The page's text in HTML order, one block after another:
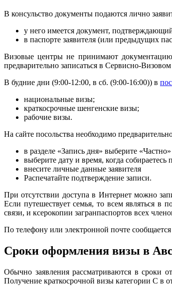
В консульство документы подаются лично
у него имеется документ,
в паспорте заявителя (или предыдущих
Визовые центры не принимают документацию
предварительно записаться в Сервисно-
В будние дни (9:00-12:00, в сб. (9:00-16:00)) в
национальные визы;
краткосрочные шенгенские визы;
рабочие визы.
На сайте посольства необходимо
в разделе «Запись дня» выберите «Частно»
выберите дату и время, когда собираетесь
внесите личные данные заявителя
Распечатайте подтверждение записи.
При отсутствии доступа в Интернет можно
Если путешествует семья, то всем являться в
связи, и ксерокопии загранпаспортов всех
По телефону или электронной почте
Сроки оформления визы в
Обычно заявления рассматриваются в сроки
Получение краткосрочной визы категории C в